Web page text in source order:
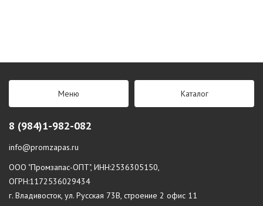
Меню Каталог
8 (984)1-982-082
info@promzapas.ru
ООО "Промзапас-ОПТ", ИНН:2536305150,
ОГРН:1172536029434
г. Владивосток, ул. Русская 73В, строение 2 офис 11